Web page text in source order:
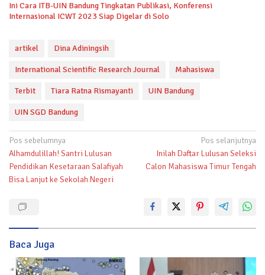
Ini Cara ITB-UIN Bandung Tingkatan Publikasi, Konferensi
Internasional ICWT 2023 Siap Digelar di Solo
artikel Dina Adiningsih
International Scientific Research Journal Mahasiswa
Terbit Tiara Ratna Rismayanti UIN Bandung
UIN SGD Bandung
Navigasi
pos
Pos sebelumnya
Alhamdulillah! Santri Lulusan
Pendidikan Kesetaraan Salafiyah
Bisa Lanjut ke Sekolah Negeri
Pos selanjutnya
Inilah Daftar Lulusan Seleksi
Calon Mahasiswa Timur Tengah
Baca Juga